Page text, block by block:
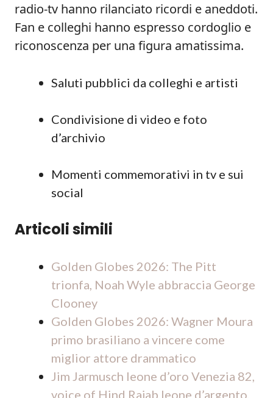
radio-tv hanno rilanciato ricordi e aneddoti.
Fan e colleghi hanno espresso cordoglio e
riconoscenza per una figura amatissima.
Saluti pubblici da colleghi e artisti
Condivisione di video e foto
d’archivio
Momenti commemorativi in tv e sui
social
Articoli simili
Golden Globes 2026: The Pitt
trionfa, Noah Wyle abbraccia George
Clooney
Golden Globes 2026: Wagner Moura
primo brasiliano a vincere come
miglior attore drammatico
Jim Jarmusch leone d’oro Venezia 82,
voice of Hind Rajab leone d’argento,